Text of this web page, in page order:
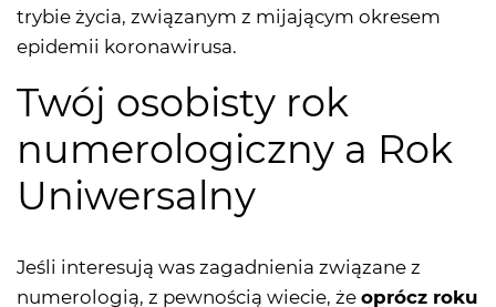
trybie życia, związanym z mijającym okresem
epidemii koronawirusa.
Twój osobisty rok
numerologiczny a Rok
Uniwersalny
Jeśli interesują was zagadnienia związane z
numerologią, z pewnością wiecie, że oprócz roku